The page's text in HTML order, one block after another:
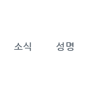
소식 성명